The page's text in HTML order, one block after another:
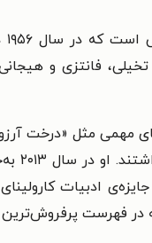
فانتزی و
مهمی مثل «درخت
در
فهرست پرفروش‌ترین